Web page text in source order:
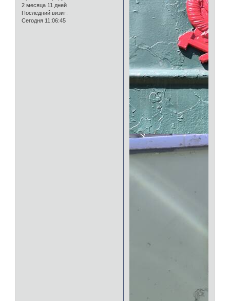
2 месяца 11 дней
Последний визит:
Сегодня 11:06:45